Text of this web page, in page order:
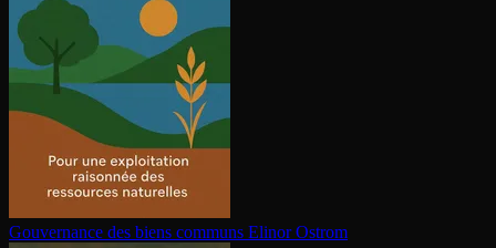
Gouvernance des biens communs Elinor Ostrom